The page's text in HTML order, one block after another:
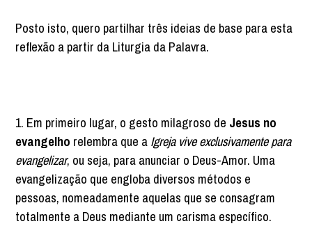
Posto isto, quero partilhar três ideias de base para esta
reflexão a partir da Liturgia da Palavra.
1. Em primeiro lugar, o gesto milagroso de Jesus no
evangelho relembra que a Igreja vive exclusivamente para
evangelizar, ou seja, para anunciar o Deus-Amor. Uma
evangelização que engloba diversos métodos e
pessoas, nomeadamente aquelas que se consagram
totalmente a Deus mediante um carisma específico.